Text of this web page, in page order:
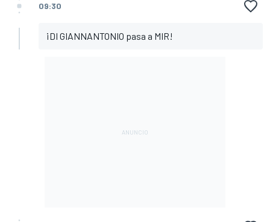
09:30
¡DI GIANNANTONIO pasa a MIR!